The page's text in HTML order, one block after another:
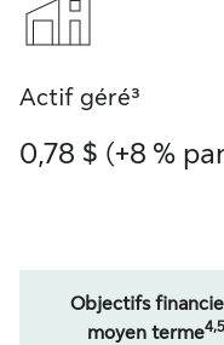
Actif géré³
0,78 $ (+8 %
Objectifs
moyen terme